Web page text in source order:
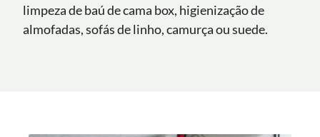
limpeza de baú de cama box, higienização de
almofadas, sofás de linho, camurça ou suede.